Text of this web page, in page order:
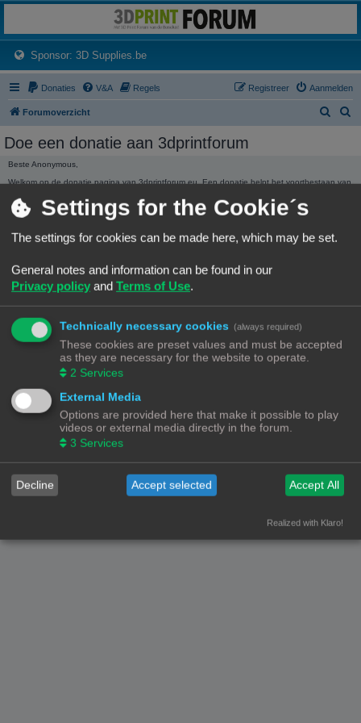
Het 3D print forum van de Benelux na de sluiting van 3dprintforum.nl
Sponsor: 3D Supplies.be(Opens a new tab)
Donaties V&A Regels Aanmelden
Registreer
Forumoverzicht
Doe een donatie aan 3dprintforum
Beste Anonymous,
Welkom op de donatie pagina van 3dprintforum.eu. Een donatie helpt het voortbestaan van
Dank, Het beheer.
3dprintforum.eu
DONATIE STATISTIEKEN
We hebben136,01 € ontvangen in donaties.
Forumoverzicht Contact
© Copyright ! - 3dprintforum.eu
Alle Rechten Voorbehouden
Privacy|Gebruikersvoorwaarden
Settings for the Cookie´s
The settings for cookies can be made here, which may be set.
General notes and information can be found in our
Privacy policy and Terms of Use.
Technically necessary cookies (always required)
These cookies are preset values and must be accepted
as they are necessary for the website to operate.
2 Services
External Media
Options are provided here that make it possible to play
videos or external media directly in the forum.
3 Services
Decline Accept selected Accept All
Realized with Klaro!